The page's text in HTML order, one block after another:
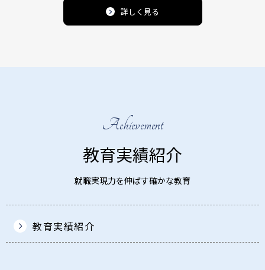
詳しく見る
Achievement
教育実績紹介
就職実現力を伸ばす確かな教育
教育実績紹介